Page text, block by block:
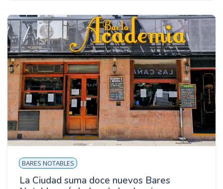
BARES NOTABLES
La Ciudad suma doce nuevos Bares